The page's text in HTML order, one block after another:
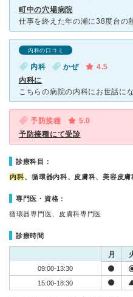
町中の穴場病院
内科の口コミ
内科 かぜ
4.5
内科に
予防接種
5.0
予防接種にて受診
診療科目：
内科、循環器内科、皮膚科、美容皮膚
専門医・資格：
循環器専門医、皮膚科専門医
診療時間
月
09:00-13:30
15:00-18:30